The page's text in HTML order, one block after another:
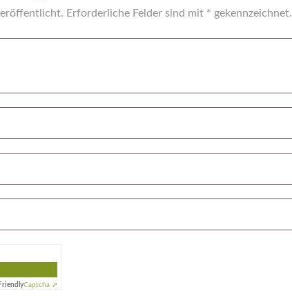
Erforderliche Felder sind mit * gekennzeichnet.
FriendlyCaptcha ⇗